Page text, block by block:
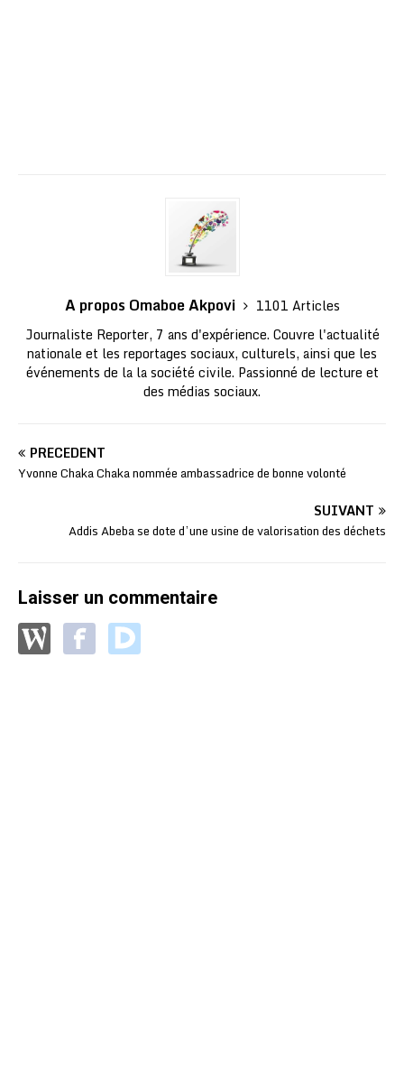
A propos Omaboe Akpovi
1101 Articles
Journaliste Reporter, 7 ans d'expérience. Couvre l'actualité
nationale et les reportages sociaux, culturels, ainsi que les
événements de la la société civile. Passionné de lecture et
des médias sociaux.
PRÉCÉDENT
Yvonne Chaka Chaka nommée ambassadrice de bonne volonté
SUIVANT
Addis Abeba se dote d’une usine de valorisation des déchets
Laisser un commentaire